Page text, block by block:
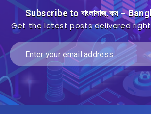
Subscribe to বাংলাসাজ.কম –
Get the latest posts delivered